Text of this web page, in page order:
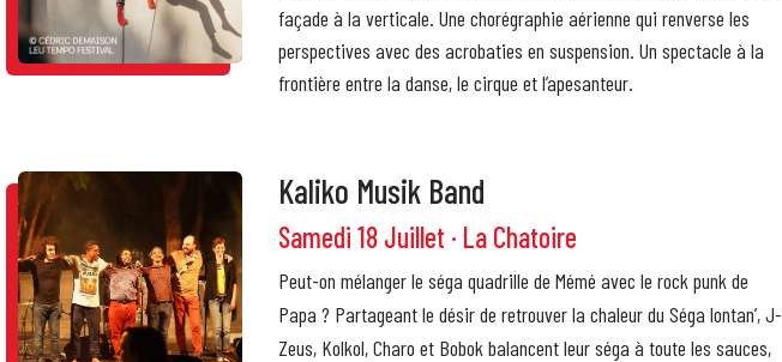
façade à la verticale. Une chorégraphie aérienne qui renverse les
perspectives avec des acrobaties en suspension. Un spectacle à la
frontière entre la danse, le cirque et l’apesanteur.
Kaliko Musik Band
Samedi 18 Juillet · La Chatoire
Peut-on mélanger le séga quadrille de Mémé avec le rock punk de
Papa ? Partageant le désir de retrouver la chaleur du Séga lontan’, J-
Zeus, Kolkol, Charo et Bobok balancent leur séga à toute les sauces,